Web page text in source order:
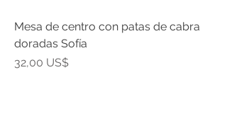
Mesa de centro con patas de cabra
doradas Sofía
Precio
32,00 US$